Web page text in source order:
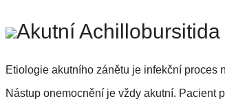
Akutní Achillobursitida
Etiologie akutního zánětu je infekční proces
Nástup onemocnění je vždy akutní. Pacient